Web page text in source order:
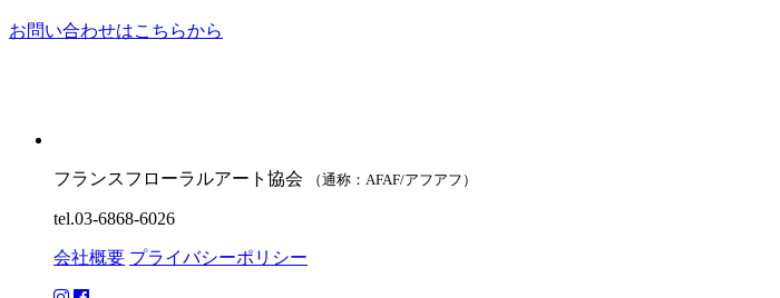
お問い合わせはこちらから
フランスフローラルアート協会 （通称：AFAF/アフアフ）
tel.03-6868-6026
会社概要 プライバシーポリシー